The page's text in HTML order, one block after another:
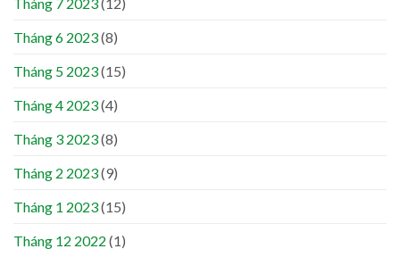
Tháng 7 2023(12)
Tháng 6 2023(8)
Tháng 5 2023(15)
Tháng 4 2023(4)
Tháng 3 2023(8)
Tháng 2 2023(9)
Tháng 1 2023(15)
Tháng 12 2022 (1)